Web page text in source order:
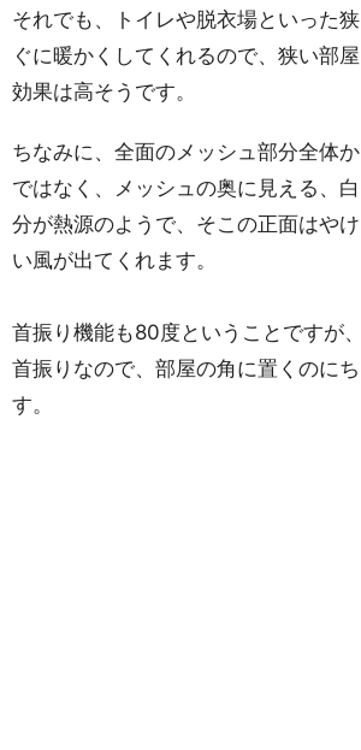
それでも、トイレや脱衣場といった
ぐに暖かくしてくれるので、狭い部
効果は高そうです。
ちなみに、全面のメッシュ部分全体
ではなく、メッシュの奥に見える、
分が熱源のようで、そこの正面はや
い風が出てくれます。
首振り機能も80度ということですが
首振りなので、部屋の角に置くのに
す。